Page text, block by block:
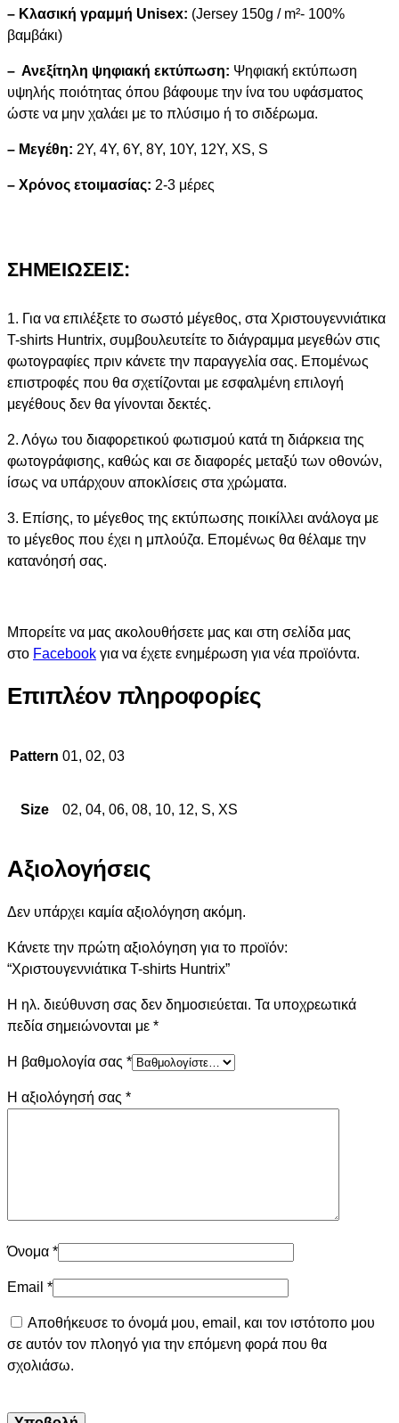
– Κλασική γραμμή Unisex: (Jersey 150g / m²- 100%
βαμβάκι)
– Ανεξίτηλη ψηφιακή εκτύπωση: Ψηφιακή εκτύπωση
υψηλής ποιότητας όπου βάφουμε την ίνα του υφάσματος
ώστε να μην χαλάει με το πλύσιμο ή το σιδέρωμα.
– Μεγέθη: 2Y, 4Y, 6Y, 8Y, 10Y, 12Y, XS, S
– Χρόνος ετοιμασίας: 2-3 μέρες
ΣΗΜΕΙΩΣΕΙΣ:
1. Για να επιλέξετε το σωστό μέγεθος, στα Χριστουγεννιάτικα
T-shirts Huntrix, συμβουλευτείτε το διάγραμμα μεγεθών στις
φωτογραφίες πριν κάνετε την παραγγελία σας. Επομένως
επιστροφές που θα σχετίζονται με εσφαλμένη επιλογή
μεγέθους δεν θα γίνονται δεκτές.
2. Λόγω του διαφορετικού φωτισμού κατά τη διάρκεια της
φωτογράφισης, καθώς και σε διαφορές μεταξύ των οθονών,
ίσως να υπάρχουν αποκλίσεις στα χρώματα.
3. Επίσης, το μέγεθος της εκτύπωσης ποικίλλει ανάλογα με
το μέγεθος που έχει η μπλούζα. Επομένως θα θέλαμε την
κατανόησή σας.
Μπορείτε να μας ακολουθήσετε μας και στη σελίδα μας
στο Facebook για να έχετε ενημέρωση για νέα προϊόντα.
Επιπλέον πληροφορίες
Pattern 01, 02, 03
Size 02, 04, 06, 08, 10, 12, S, XS
Αξιολογήσεις
Δεν υπάρχει καμία αξιολόγηση ακόμη.
Κάνετε την πρώτη αξιολόγηση για το προϊόν:
“Χριστουγεννιάτικα T-shirts Huntrix”
Η ηλ. διεύθυνση σας δεν δημοσιεύεται. Τα υποχρεωτικά
πεδία σημειώνονται με *
Η βαθμολογία σας *
Η αξιολόγησή σας *
Όνομα *
Email *
Αποθήκευσε το όνομά μου, email, και τον ιστότοπο μου
σε αυτόν τον πλοηγό για την επόμενη φορά που θα
σχολιάσω.